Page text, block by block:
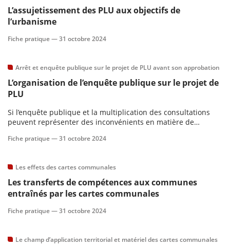
L’assujetissement des PLU aux objectifs de
l’urbanisme
Fiche pratique —31 octobre 2024
Arrêt et enquête publique sur le projet de PLU avant son approbation
L’organisation de l’enquête publique sur le projet de
PLU
Si l’enquête publique et la multiplication des consultations
peuvent représenter des inconvénients en matière de
procédure en imposant un certain formalisme tant quant au
Fiche pratique —31 octobre 2024
Les effets des cartes communales
Les transferts de compétences aux communes
entraînés par les cartes communales
Fiche pratique —31 octobre 2024
Le champ d’application territorial et matériel des cartes communales